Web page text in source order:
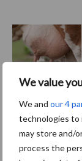
We value
We and our 4
technologies to
may store and/
process the